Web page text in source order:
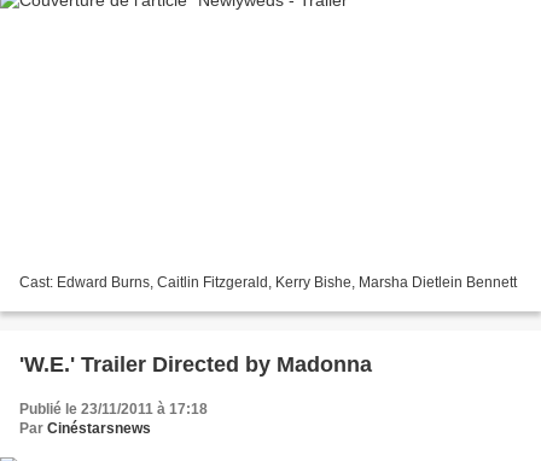
Cast: Edward Burns, Caitlin Fitzgerald, Kerry Bishe, Marsha Dietlein Bennett
'W.E.' Trailer Directed by Madonna
Publié le 23/11/2011 à 17:18
Par Cinéstarsnews